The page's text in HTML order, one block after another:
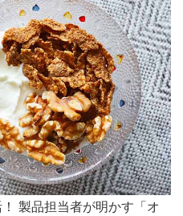
製品担当者が明かす「オ